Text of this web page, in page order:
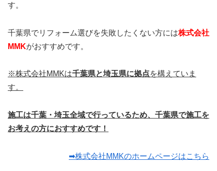
す。
千葉県でリフォーム選びを失敗したくない方には株式会社
MMKがおすすめです。
※株式会社MMKは千葉県と埼玉県に拠点を構えていま
す。
施工は千葉・埼玉全域で行っているため、千葉県で施工を
お考えの方におすすめです！
➡株式会社MMKのホームページはこちら